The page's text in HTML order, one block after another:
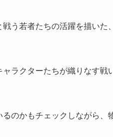
う若者たちの活躍を描い
ラクターたちが織りなす戦
のかもチェックしながら、